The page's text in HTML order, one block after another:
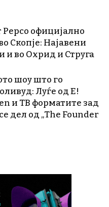
официјално
Скопје: Најавени
и во Охрид и Струга
шоу што го
Луѓе од E!
и ТВ форматите зад
дел од „The Founder